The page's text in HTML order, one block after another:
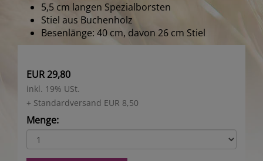
5,5 cm langen Spezialborsten
Stiel aus Buchenholz
Besenlänge: 40 cm, davon 26 cm Stiel
EUR 29,80
inkl. 19% USt.
+ Standardversand EUR 8,50
Menge: